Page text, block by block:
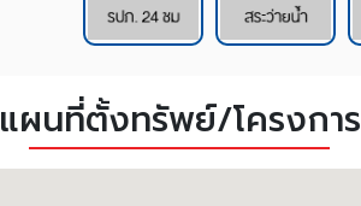
แผนที่ตั้งทรัพย์/โครงการ